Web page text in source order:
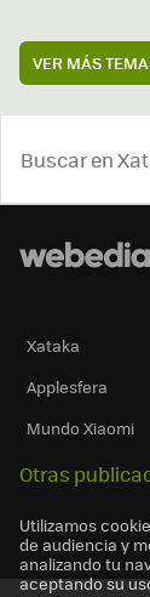
VER MÁS
Xataka
Applesfera
Mundo Xiaomi
Otras
Utilizamos
de audiencia y
analizando tu
aceptando su